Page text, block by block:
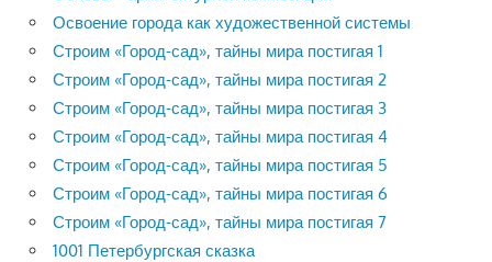
Освоение города как художественной системы
Строим «Город-сад», тайны мира постигая 1
Строим «Город-сад», тайны мира постигая 2
Строим «Город-сад», тайны мира постигая 3
Строим «Город-сад», тайны мира постигая 4
Строим «Город-сад», тайны мира постигая 5
Строим «Город-сад», тайны мира постигая 6
Строим «Город-сад», тайны мира постигая 7
1001 Петербургская сказка